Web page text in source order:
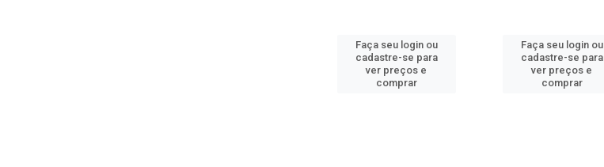
Faça seu login ou
cadastre-se para
ver preços e
comprar
Faça seu login ou
cadastre-se para
ver preços e
comprar